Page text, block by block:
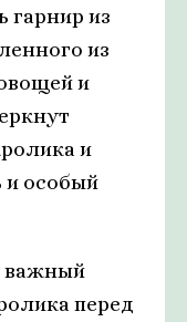
гарнир из
из
и
и
и особый
важный
перед